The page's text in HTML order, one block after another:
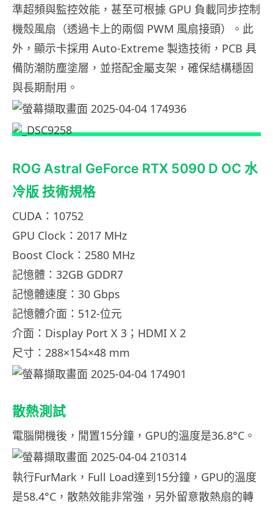
準超頻與監控效能，甚至可根據 GPU 負載同步控制
機殼風扇（透過卡上的兩個 PWM 風扇接頭）。此
外，顯示卡採用 Auto-Extreme 製造技術，PCB 具
備防潮防塵塗層，並搭配金屬支架，確保結構穩固
與長期耐用。
ROG Astral GeForce RTX 5090 D OC 水
冷版 技術規格
CUDA：10752
GPU Clock：2017 MHz
Boost Clock：2580 MHz
記憶體：32GB GDDR7
記憶體速度：30 Gbps
記憶體介面：512-位元
介面：Display Port X 3；HDMI X 2
尺寸：288×154×48 mm
散熱測試
電腦開機後，閒置15分鐘，GPU的溫度是36.8°C。
執行FurMark，Full Load達到15分鐘，GPU的溫度
是58.4°C，散熱效能非常強，另外留意散熱扇的轉